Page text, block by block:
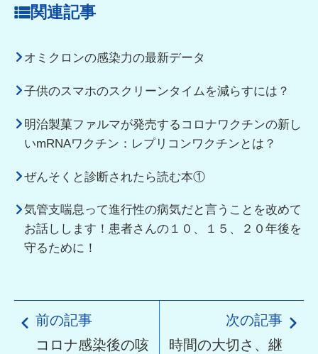
関連記事
オミクロンの感染力の最新データ
子供のスマホのスクリーンタイムを減らすには？
明治製菓ファルマが発売するコロナワクチンの新し
いmRNAワクチン：レプリコンワクチンとは？
ぜんそくと診断されたら読む本①
気管支喘息って進行性の病気だと言うことを改めて
お話しします！患者さんの１０、１５、２０年後を
守るために！
前の記事
コロナ感染後の咳
次の記事
時間の大切さ、継